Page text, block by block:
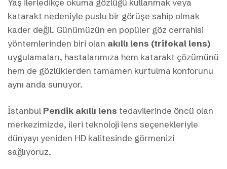
Yaş ilerledikçe okuma gözlüğü kullanmak veya
katarakt nedeniyle puslu bir görüşe sahip olmak
kader değil. Günümüzün en popüler göz cerrahisi
yöntemlerinden biri olan akıllı lens (trifokal lens)
uygulamaları, hastalarımıza hem katarakt çözümünü
hem de gözlüklerden tamamen kurtulma konforunu
aynı anda sunuyor.
İstanbul Pendik akıllı lens tedavilerinde öncü olan
merkezimizde, ileri teknoloji lens seçenekleriyle
dünyayı yeniden HD kalitesinde görmenizi
sağlıyoruz.